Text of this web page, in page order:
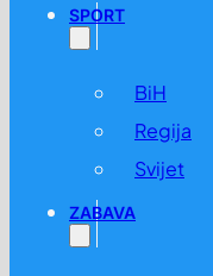
SPORT
BiH
Regija
Svijet
ZABAVA